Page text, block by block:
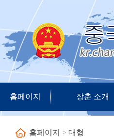
홈페이지 장춘 소개
홈페이지 > 대형